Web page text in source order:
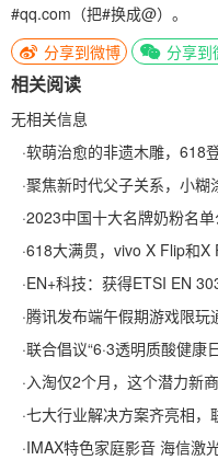
#qq.com（把#换成@）。
分享到微博
分享到
相关阅读
无相关信息
·软萌治愈的非遗木雕，618
·聚焦新时代父子关系，小
·2023中国十大名牌奶粉名
·618大满贯，vivo X Flip和X
·EN+科技：获得ETSI EN
·腾讯发布端午假期游戏限
·联合倡议“6·3透明质酸健康
· 入淘仅2个月，这个潜力新
·七大行业解决方案齐亮相，
·IMAX特色家庭影音 海信激